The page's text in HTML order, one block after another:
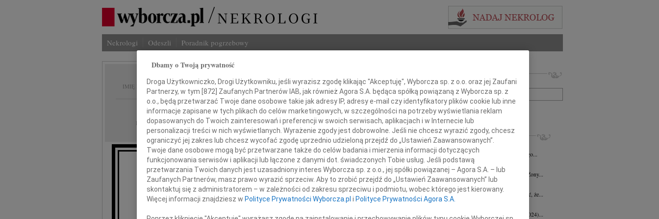
Nekrologi Odeszli Poradnik pogrzebowy
IMIĘ I NAZWISKO: Romana Zawitkowska
REGION: Gdańsk
DATA EMISJI: 20.01.2017
Ze smutkiem przyjęliśmy wiadomość o śmierci naszej dobrej,
mądrej, życzliwej ludziom przyjaciółki
Imię i nazwisko lub numer ogłoszenia:
+ szukanie zaawansowane
INNE NEKROLOGI
Witold Halka wiek: 89 21.07.2026
Z wielkim żalem i smutkiem żegnamy naszego...
Jadwiga Czajka 16.07.2026
Panu Andrzejowi Czajce z powodu śmierci Żony...
Adam Borowski
10.07.2026
Z wielkim smutkiem przyjęłyśmy wiadomość, że...
Alina Augustynowicz
Alina Augustynowicz z domu Hinz (1979-2024)...
Dbamy o Twoją prywatność
Droga Użytkowniczko, Drogi Użytkowniku, jeśli wyrazisz zgodę klikając "Akceptuję", Wyborcza sp. z o.o. oraz jej Zaufani
Partnerzy, w tym [872] Zaufanych Partnerów IAB, jak również Agora S.A. będąca spółką powiązaną z Wyborcza sp. z
o.o., będą przetwarzać Twoje dane osobowe takie jak adresy IP, adresy e-mail czy identyfikatory plików cookie lub inne
informacje zapisane w tych plikach do celów marketingowych, w szczególności na potrzeby wyświetlania reklam
dopasowanych do Twoich zainteresowań i preferencji w swoich serwisach, aplikacjach i w Internecie lub
personalizacji treści w nich wyświetlanych. Wyrażenie zgody jest dobrowolne. Jeśli nie chcesz wyrazić zgody, chcesz
ograniczyć jej zakres lub chcesz wycofać zgodę uprzednio udzieloną przejdź do „Ustawień Zaawansowanych”.
Twoje dane osobowe mogą być przetwarzane także do celów badania i mierzenia informacji dotyczących
funkcjonowania serwisów i aplikacji lub łączone z danymi dot. świadczonych Tobie usług. Jeśli podstawą
przetwarzania Twoich danych jest uzasadniony interes Wyborcza sp. z o.o., jej spółki powiązanej – Agora S.A. – lub
Zaufanych Partnerów, masz prawo wyrazić sprzeciw. Aby to zrobić przejdź do „Ustawień Zaawansowanych” lub
skontaktuj się z administratorem – w zależności od zakresu sprzeciwu i podmiotu, wobec którego jest kierowany.
Więcej informacji znajdziesz w Polityce Prywatności Wyborcza.pl i Polityce Prywatności Agora S.A.